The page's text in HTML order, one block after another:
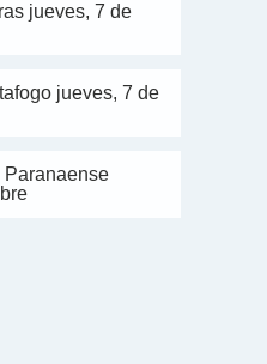
jueves, 7 de
jueves, 7 de
Paranaense